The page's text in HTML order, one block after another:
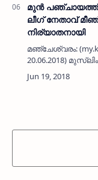
മുന്‍ പഞ്ചായത്ത്
ലീഗ് നേതാവ്
നിര്യാതനായി
മഞ്ചേശ്വരം:
20.06.2018)
മുന്നിപാടി സാഗ്